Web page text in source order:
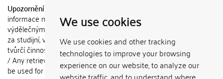
We use cookies
We use cookies and other tracking
technologies to improve your browsing
experience on our website, to analyze our
Upozornění / Notice:
informace nemohou být použity k
výdělečným účelům nebo vydávány
za studijní, vědeckou nebo jinou
tvůrčí činnost jiné osoby než autora.
/ Any retrieved information shall not
be used for any commercial